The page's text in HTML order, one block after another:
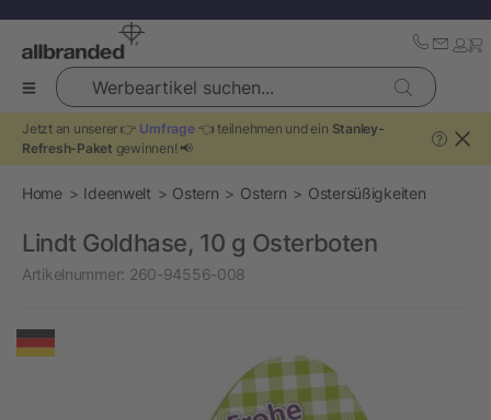
Werbeartikel suchen...
Jetzt an unserer 👉 Umfrage👈 teilnehmen und ein Stanley-
Refresh-Paket gewinnen! 📢
?
Home Ideenwelt Ostern Ostern Ostersüßigkeiten
Lindt Goldhase, 10 g Osterboten
Artikelnummer: 260-94556-008